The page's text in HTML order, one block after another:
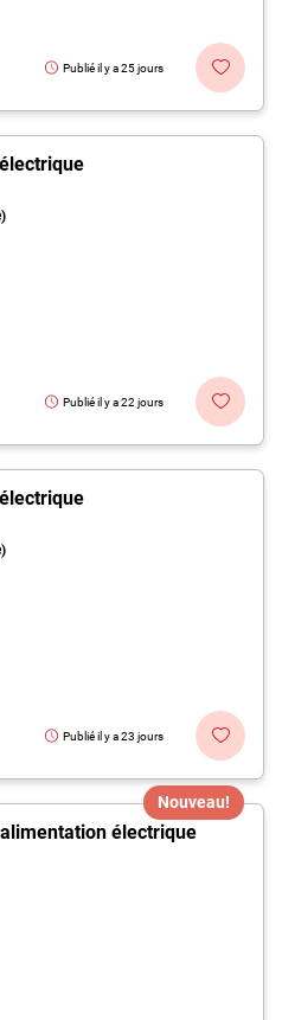
Publié il y a 25 jours
Publié il y a 22 jours
Publié il y a 23 jours
Nouveau!
électrique